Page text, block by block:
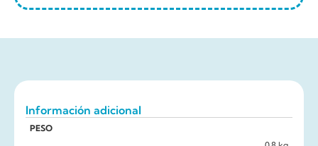
Información adicional
PESO